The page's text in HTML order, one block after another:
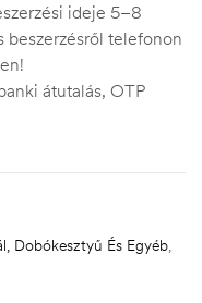
ideje 5–8
beszerzésről telefonon
átutalás, OTP
Dobókesztyű És Egyéb,